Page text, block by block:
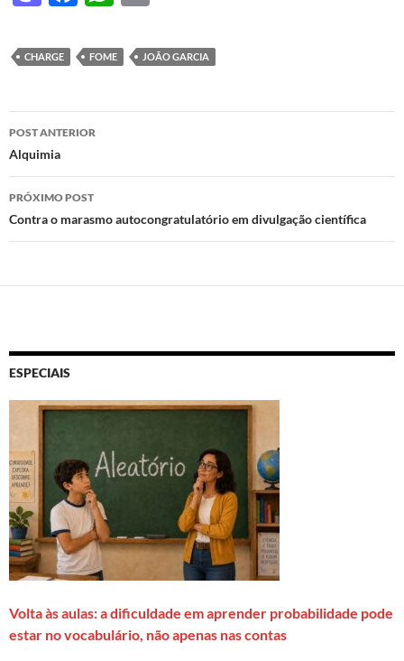
to
d
o
n
e
b
o
o
at
s
A
nt
CHARGE FOME JOÃO GARCIA
Navegação
de
posts
POST ANTERIOR
Alquimia
PRÓXIMO POST
Contra o marasmo autocongratulatório em divulgação científica
ESPECIAIS
Volta às aulas: a dificuldade em aprender probabilidade pode
estar no vocabulário, não apenas nas contas